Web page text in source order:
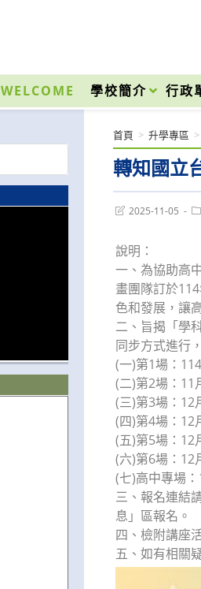
WELCOME 學校簡介 行政
轉知國立
首頁 > 升學專區 >
Post2025-11-05
說明：
一、為協助高
畫團隊訂於
色和發展，讓
二、旨揭「學
同步方式進行
(一)第1場：
(二)第2場：11
(三)第3場：12
(四)第4場：12
(五)第5場：12
(六)第6場：12
(七)高中專場
三、報名連結
息」區報名。
四、檢附講座
五、如有相關